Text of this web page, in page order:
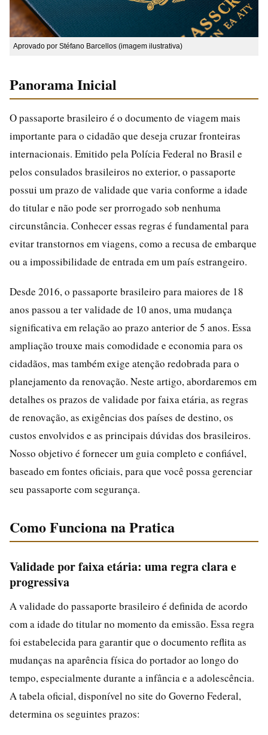
Aprovado por Stéfano Barcellos (imagem ilustrativa)
Panorama Inicial
O passaporte brasileiro é o documento de viagem mais
importante para o cidadão que deseja cruzar fronteiras
internacionais. Emitido pela Polícia Federal no Brasil e
pelos consulados brasileiros no exterior, o passaporte
possui um prazo de validade que varia conforme a idade
do titular e não pode ser prorrogado sob nenhuma
circunstância. Conhecer essas regras é fundamental para
evitar transtornos em viagens, como a recusa de embarque
ou a impossibilidade de entrada em um país estrangeiro.
Desde 2016, o passaporte brasileiro para maiores de 18
anos passou a ter validade de 10 anos, uma mudança
significativa em relação ao prazo anterior de 5 anos. Essa
ampliação trouxe mais comodidade e economia para os
cidadãos, mas também exige atenção redobrada para o
planejamento da renovação. Neste artigo, abordaremos em
detalhes os prazos de validade por faixa etária, as regras
de renovação, as exigências dos países de destino, os
custos envolvidos e as principais dúvidas dos brasileiros.
Nosso objetivo é fornecer um guia completo e confiável,
baseado em fontes oficiais, para que você possa gerenciar
seu passaporte com segurança.
Como Funciona na Pratica
Validade por faixa etária: uma regra clara e
progressiva
A validade do passaporte brasileiro é definida de acordo
com a idade do titular no momento da emissão. Essa regra
foi estabelecida para garantir que o documento reflita as
mudanças na aparência física do portador ao longo do
tempo, especialmente durante a infância e a adolescência.
A tabela oficial, disponível no site do Governo Federal,
determina os seguintes prazos: